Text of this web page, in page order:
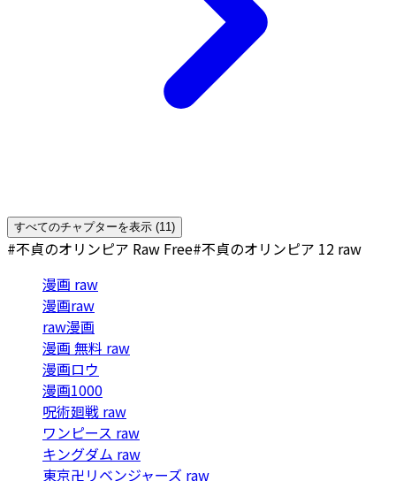
すべてのチャプターを表示 (11)
#不貞のオリンピア Raw Free#不貞のオリンピア 12 raw
漫画 raw
漫画raw
raw漫画
漫画 無料 raw
漫画ロウ
漫画1000
呪術廻戦 raw
ワンピース raw
キングダム raw
東京卍リベンジャーズ raw